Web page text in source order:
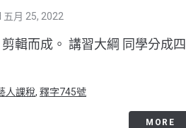
五月 25, 2022
輯而成。 講習大綱 同學分成四
人課稅, 釋字745號
MORE